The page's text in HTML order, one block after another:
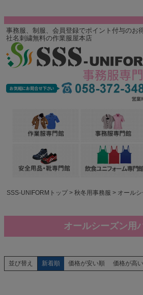
事務服、制服、会員登録でポイント付与のお
社名刺繍無料の作業服屋本店
SSS-UNIFORMトップ 秋冬用事務服 オール
オールシーズン用
並び替え 新着順 価格が安い順 価格が高